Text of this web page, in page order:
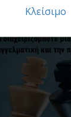
Κλείσιμο